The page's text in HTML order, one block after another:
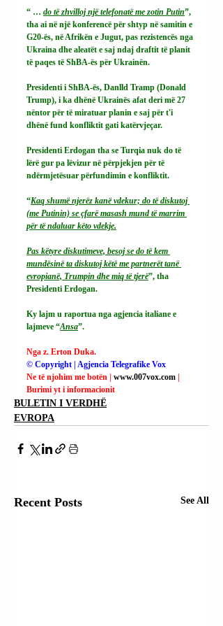
“ … do të zhvilloj një telefonatë me zotin Putin”,
tha ai në një konferencë për shtyp në samitin e
G20-ës, në Afrikën e Jugut, pas rezistencës nga
Ukraina dhe aleatët e saj ndaj draftit të planit
të paqes të ShBA-ës për Ukrainën.
Presidenti i ShBA-ës, Danlld Tramp (Donald
Trump), i ka dhënë Ukrainës afat deri më 27
nëntor për të miratuar planin e saj për t'i
dhënë fund konfliktit gati katërvjeçar.
Presidenti Erdogan tha se Turqia nuk do të
lërë gur pa lëvizur në përpjekjen për të
ndërmjetësuar përfundimin e konfliktit.
“Kaq shumë njerëz kanë vdekur; do të diskutoj
(me Putinin) se çfarë masash mund të marrim
për të ndaluar këto vdekje.
Pas këtyre diskutimeve, besoj se do të kem
mundësinë ta diskutoj këtë me partnerët tanë
evropianë, Trumpin dhe miq të tjerë”, tha
Presidenti Erdogan.
Ky lajm u raportua nga agjencia italiane e
lajmeve “Ansa”.
Nga z. Erton Duka.
© Copyright | Agjencia Telegrafike Vox
Ne të njohim me botën | www.007vox.com |
Burimi yt i informacionit
BULETIN I VERDHË
EVROPA
Recent Posts See All